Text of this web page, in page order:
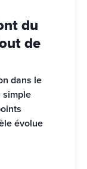
du
de
dans le
simple
évolue